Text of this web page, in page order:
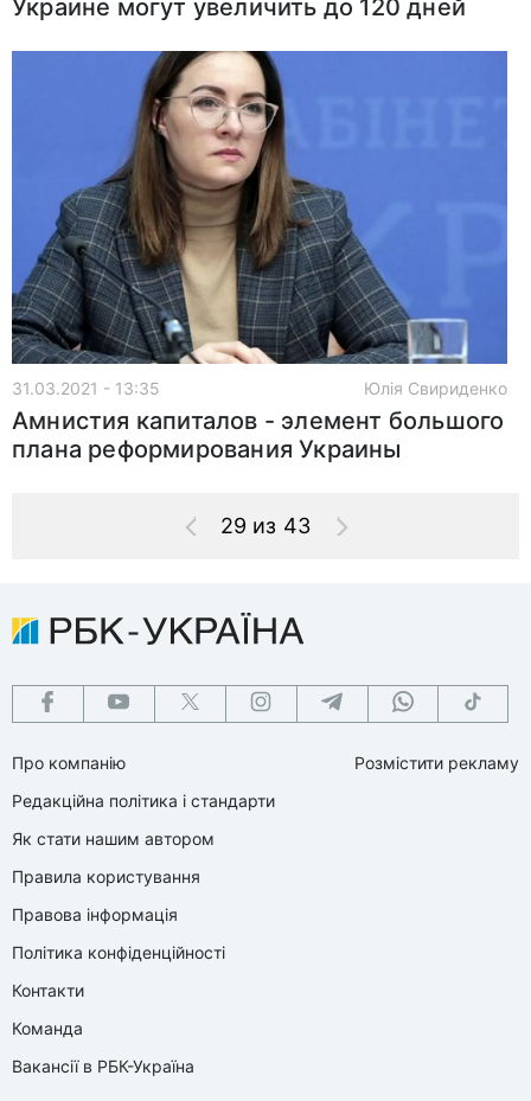
Украине могут увеличить до 120 дней
31.03.2021 - 13:35 Юлія Свириденко
Амнистия капиталов - элемент большого
плана реформирования Украины
29 из 43
Про компанію
Редакційна політика і стандарти
Як стати нашим автором
Правила користування
Правова інформація
Політика конфіденційності
Контакти
Команда
Вакансії в РБК-Україна
Розмістити рекламу